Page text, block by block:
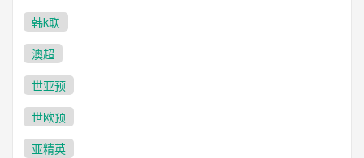
韩k联
澳超
世亚预
世欧预
亚精英